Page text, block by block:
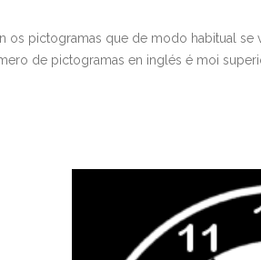
pictogramas que de modo habitual
de pictogramas en inglés é moi